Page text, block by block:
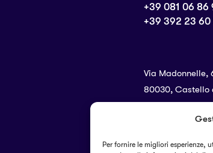
Per fornire le migliori esperienze,
+39 081 06 86
+39 392 23 60
Via Madonnelle,
80030, Castello
SEGUICI SUI